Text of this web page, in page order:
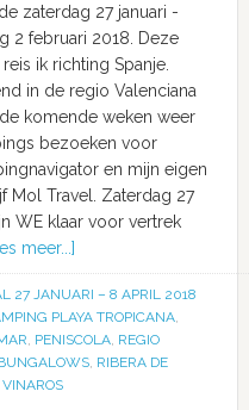
zaterdag 27 januari -
2 februari 2018. Deze
ik richting Spanje.
in de regio Valenciana
komende weken weer
bezoeken voor
en mijn eigen
Mol Travel. Zaterdag 27
WE klaar voor vertrek
meer...]
27 JANUARI – 8 APRIL 2018
PLAYA TROPICANA,
, PENISCOLA, REGIO
, RIBERA DE
VINAROS